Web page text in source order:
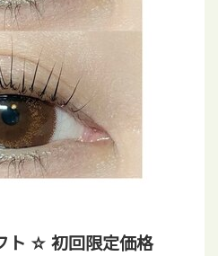
ト ☆ 初回限定価格